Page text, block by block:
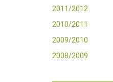
2011/2012
2010/2011
2009/2010
2008/2009